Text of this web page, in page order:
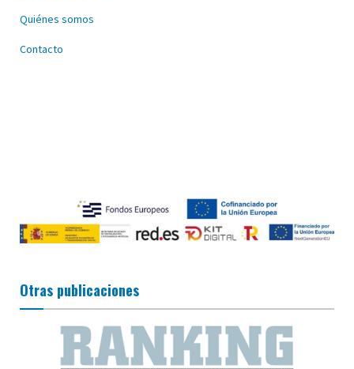
Quiénes somos
Contacto
Otras publicaciones